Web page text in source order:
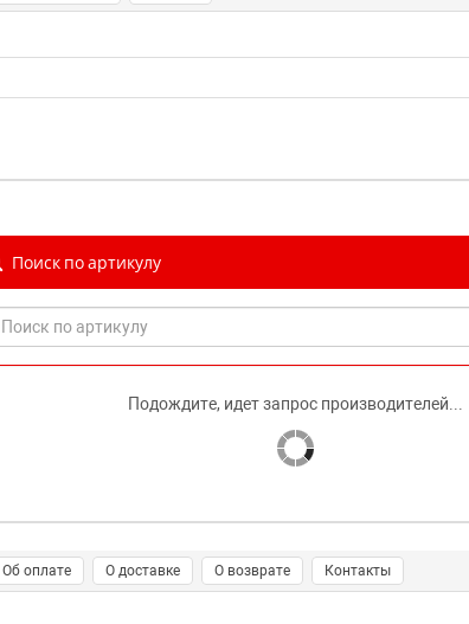
Поиск по артикулу
Подождите, идет запрос производителей...
Об оплате О доставке О возврате Контакты